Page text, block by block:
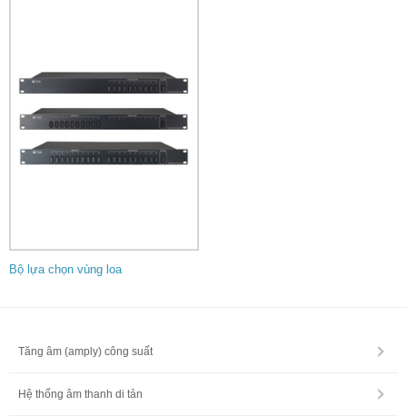
Bộ lựa chọn vùng loa
Tăng âm (amply) công suất
Hệ thống âm thanh di tản